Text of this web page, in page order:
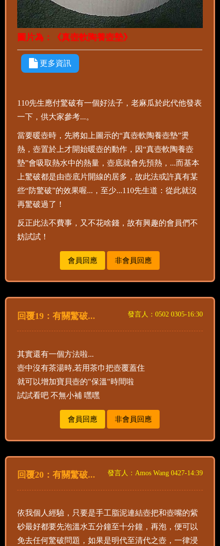
圖片為：《真壺軟陶養壺墊》
更多資訊
110先生應付驚破有一個好法子，老麻瓜於此代他發表
一下，供大家參考...。
當要暖壺時，先將如上圖示的“真壺軟陶養壺墊”燙
熱，壺置於上才開始暖壺的動作，因“真壺軟陶養壺
墊”會吸取熱水中的熱量，壺底就會先預熱，...而基本
上驚破都是由壺底片開線的居多，故此法或許真有某
些“防驚破”的效果喔...，至少...110先生道：從此就沒
再驚破過了！
反正此法不費事，又不花啥錢，故有興趣的會員們不
妨試試！
會員回應 非會員回應
回覆19：有關驚破... 發言人：0502 0305-16:30
其實還有一個方法啦...
壺中沒有茶湯時,若用茶巾把壺覆蓋住
就可以增加寶貝壺的"保溫"時間啦
試試看吧 不無小補 嘿嘿
會員回應 非會員回應
回覆20：有關驚破... 發言人：Amos Wang 0427-14:39
依我個人經驗，只要是手工脂泥連結壺把和壺嘴的紫
砂最好都要先泡溫水五分鐘至十分鐘，再泡，便可以
免去任何驚破問題，如果是明代至清代之壺，一律浸